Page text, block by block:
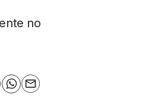
no
WhatsApp
Email